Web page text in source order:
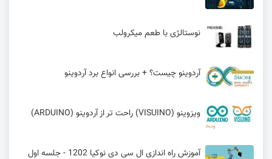
نوستالژی با طعم میکرولب
آردوینو چیست؟ + بررسی انواع برد آردوینو
ویزوینو (VISUINO) راحت‌ تر از آردوینو (ARDUINO)
آموزش راه اندازی ال سی دی نوکیا 1202 - جلسه اول